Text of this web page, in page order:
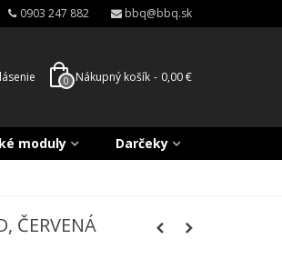
0903 247 882 bbq@bbq.sk
0 Nákupný košík - 0,00 €
moduly Darčeky
ČERVENÁ